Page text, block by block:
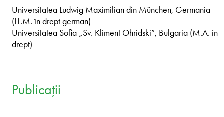
Universitatea Ludwig Maximilian din München, Germania
(LL.M. în drept german)
Universitatea Sofia „Sv. Kliment Ohridski”, Bulgaria (M.A. în
drept)
Publicații